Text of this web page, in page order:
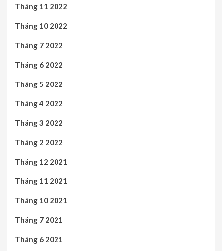
Tháng 11 2022
Tháng 10 2022
Tháng 7 2022
Tháng 6 2022
Tháng 5 2022
Tháng 4 2022
Tháng 3 2022
Tháng 2 2022
Tháng 12 2021
Tháng 11 2021
Tháng 10 2021
Tháng 7 2021
Tháng 6 2021